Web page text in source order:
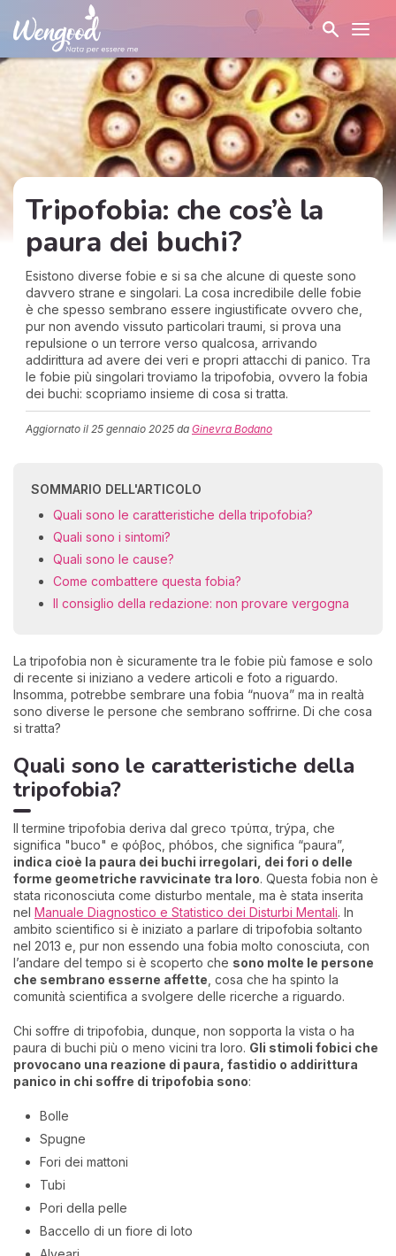
Tripofobia: che cos’è la
paura dei buchi?
Esistono diverse fobie e si sa che alcune di queste sono
davvero strane e singolari. La cosa incredibile delle fobie
è che spesso sembrano essere ingiustificate ovvero che,
pur non avendo vissuto particolari traumi, si prova una
repulsione o un terrore verso qualcosa, arrivando
addirittura ad avere dei veri e propri attacchi di panico. Tra
le fobie più singolari troviamo la tripofobia, ovvero la fobia
dei buchi: scopriamo insieme di cosa si tratta.
Aggiornato il 25 gennaio 2025 da Ginevra Bodano
SOMMARIO DELL'ARTICOLO
Quali sono le caratteristiche della tripofobia?
Quali sono i sintomi?
Quali sono le cause?
Come combattere questa fobia?
Il consiglio della redazione: non provare vergogna
La tripofobia non è sicuramente tra le fobie più famose e solo
di recente si iniziano a vedere articoli e foto a riguardo.
Insomma, potrebbe sembrare una fobia “nuova” ma in realtà
sono diverse le persone che sembrano soffrirne. Di che cosa
si tratta?
Quali sono le caratteristiche della
tripofobia?
Il termine tripofobia deriva dal greco τρύπα, trýpa, che
significa "buco" e φόβος, phóbos, che significa “paura”,
indica cioè la paura dei buchi irregolari, dei fori o delle
forme geometriche ravvicinate tra loro. Questa fobia non è
stata riconosciuta come disturbo mentale, ma è stata inserita
nel Manuale Diagnostico e Statistico dei Disturbi Mentali. In
ambito scientifico si è iniziato a parlare di tripofobia soltanto
nel 2013 e, pur non essendo una fobia molto conosciuta, con
l’andare del tempo si è scoperto che sono molte le persone
che sembrano esserne affette , cosa che ha spinto la
comunità scientifica a svolgere delle ricerche a riguardo.
Chi soffre di tripofobia, dunque, non sopporta la vista o ha
paura di buchi più o meno vicini tra loro. Gli stimoli fobici che
provocano una reazione di paura, fastidio o addirittura
panico in chi soffre di tripofobia sono:
Bolle
Spugne
Fori dei mattoni
Tubi
Pori della pelle
Baccello di un fiore di loto